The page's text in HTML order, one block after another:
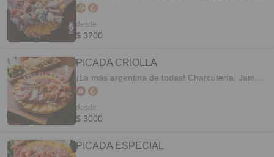
Jamon crudo serrano, Pata ahumada, Porchetta,
tybo con provenzal y queso azul Acompañan:
desde
$ 3200
PICADA CRIOLLA
¡La más argentina de todas! Charcutería: Jamon
cocido natural, Jamón crudo reserva, Bondiola
pategrás, Queso criollo ahumado, Queso criollo
desde
$ 3000
PICADA ESPECIAL